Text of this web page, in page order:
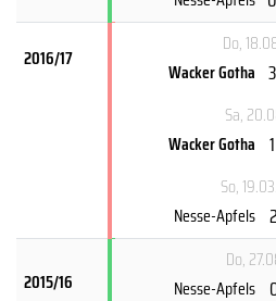
2016/17
Do,
Wacker Gotha
Sa,
Wacker Gotha
So,
Nesse-Apfels
2015/16
Do,
Nesse-Apfels